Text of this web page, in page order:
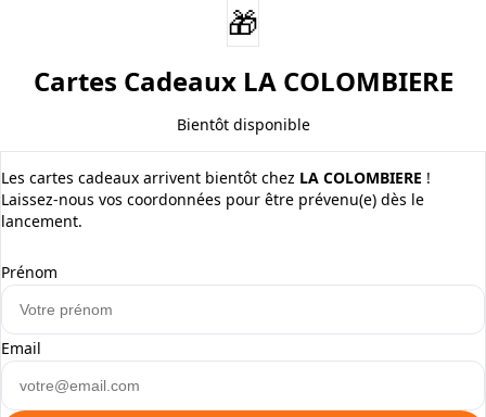
🎁
Cartes Cadeaux LA COLOMBIERE
Bientôt disponible
Les cartes cadeaux arrivent bientôt chez LA COLOMBIERE !
Laissez-nous vos coordonnées pour être prévenu(e) dès le
lancement.
Prénom
Email